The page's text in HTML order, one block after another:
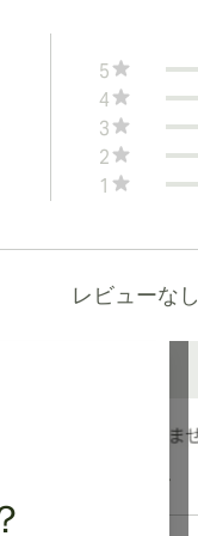
5
4
3
2
1
レビューなし
国際配送が可能です。